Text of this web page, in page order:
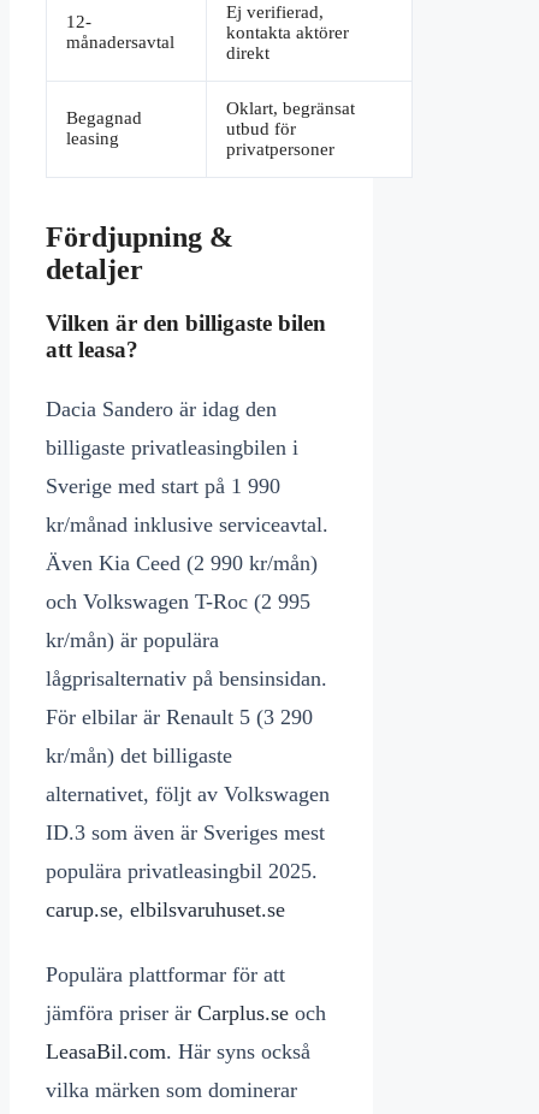
12-
månadersavtal
Ej verifierad,
kontakta aktörer
direkt
Begagnad
leasing
Oklart, begränsat
utbud för
privatpersoner
Fördjupning &
detaljer
Vilken är den billigaste bilen
att leasa?
Dacia Sandero är idag den
billigaste privatleasingbilen i
Sverige med start på 1 990
kr/månad inklusive serviceavtal.
Även Kia Ceed (2 990 kr/mån)
och Volkswagen T-Roc (2 995
kr/mån) är populära
lågprisalternativ på bensinsidan.
För elbilar är Renault 5 (3 290
kr/mån) det billigaste
alternativet, följt av Volkswagen
ID.3 som även är Sveriges mest
populära privatleasingbil 2025.
carup.se, elbilsvaruhuset.se
Populära plattformar för att
jämföra priser är Carplus.se och
LeasaBil.com. Här syns också
vilka märken som dominerar